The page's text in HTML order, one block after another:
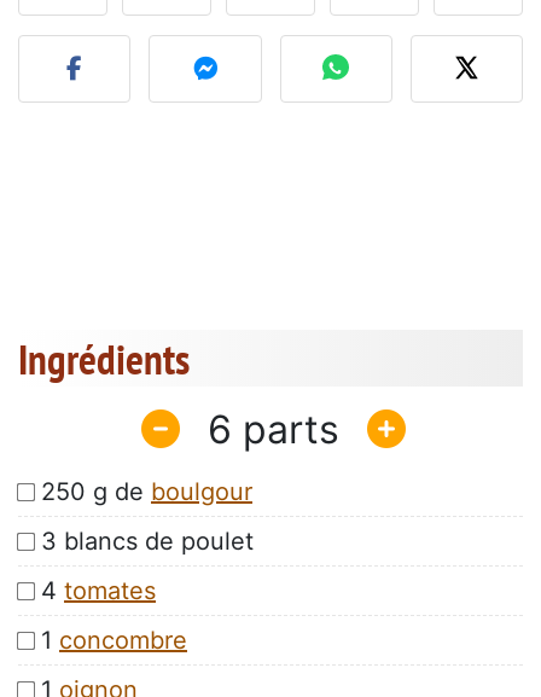
Publier votre photo de
Ingrédients
6
250 g de boulgour
3 blancs de poulet
4 tomates
1 concombre
1 oignon